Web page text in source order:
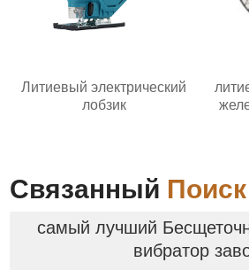
Литиевый электрический
лобзик
Связанный Поиск
самый лучший
вибратор